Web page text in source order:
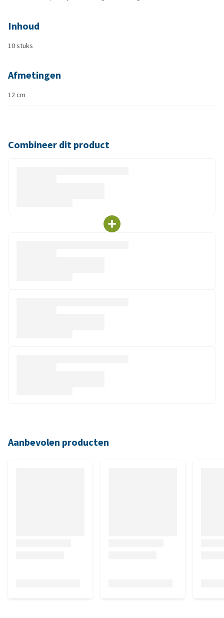
Inhoud
10 stuks
Afmetingen
12 cm
Combineer dit product
Aanbevolen producten